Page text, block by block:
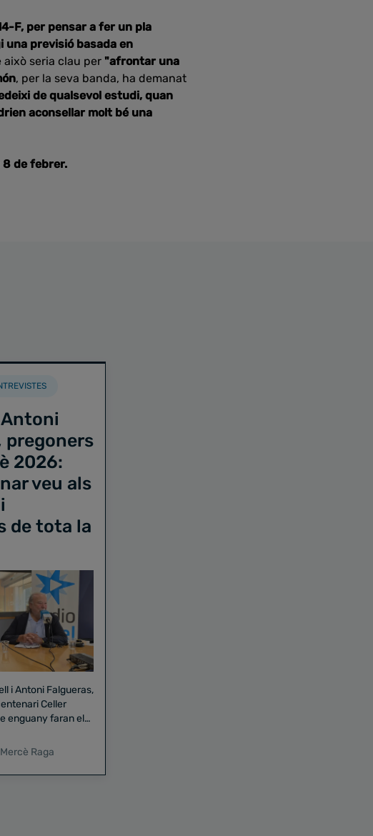
F, per pensar a fer un pla
una previsió basada en
seria clau per "afrontar una
, per la seva banda, ha demanat
de qualsevol estudi, quan
aconsellar molt bé una
de febrer.
pregoners
2026:
veu als
de tota la
i Antoni Falgueras,
Celler
enguany faran el
Mercè Raga